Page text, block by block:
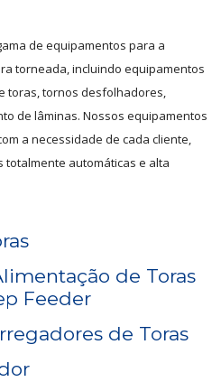
de equipamentos para a
torneada, incluindo equipamentos
toras, tornos desfolhadores,
de lâminas. Nossos equipamentos
a necessidade de cada cliente,
automáticas e alta
de Toras
Feeder
de Toras